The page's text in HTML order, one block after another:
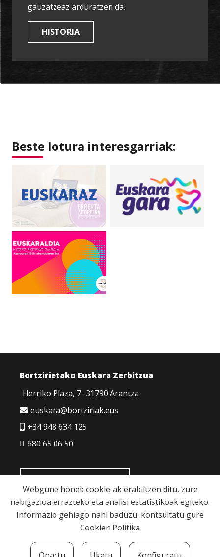
gauzatzeaz arduratzen da.
HISTORIA
Beste lotura interesgarriak:
Bortzirietako Euskara Zerbitzua
Herriko Plaza, 7 -31790 Arantza
euskara@bortziriak.eus
+34 948 634 125
680 65 06 50
Cookie politika | Pribatutasun politika | Lege
Webgune honek cookie-ak erabiltzen ditu, zure
nabigazioa errazteko eta analisi estatistikoak egiteko.
Informazio gehiago nahi baduzu, kontsultatu gure
Cookien Politika